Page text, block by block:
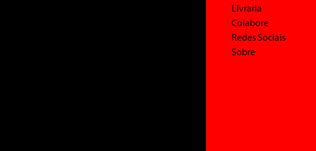
Livraria
Colabore
Redes Sociais
Sobre